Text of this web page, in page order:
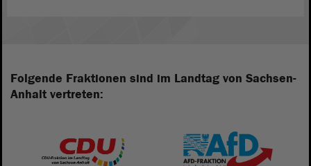
Folgende Fraktionen sind im Landtag von Sachsen-
Anhalt vertreten: